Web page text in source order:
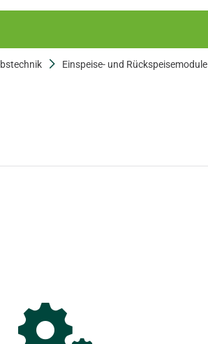
Einspeise- und Rückspeisemodule